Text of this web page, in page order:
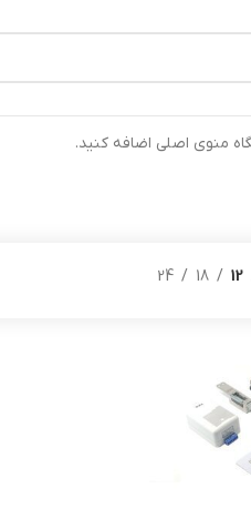
ترتیب ارسال خواهند شد ⚡تلفن تماس
منوی اصلی اضافه کنید.
12
18
24